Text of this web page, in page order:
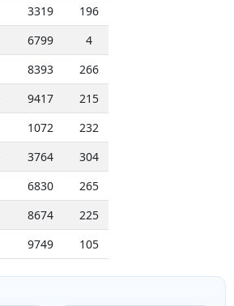
3319
196
6799
4
8393
266
9417
215
1072
232
3764
304
6830
265
8674
225
9749 105